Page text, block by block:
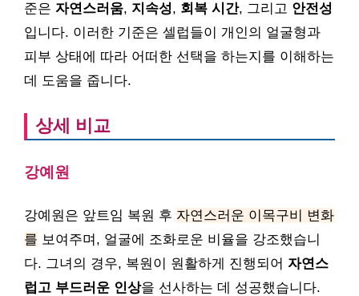
준은 자연스러움, 지속성, 회복 시간, 그리고 안전성
입니다. 이러한 기준은 셀럽들이 개인의 얼굴형과
피부 상태에 따라 어떠한 선택을 하는지를 이해하는
데 도움을 줍니다.
상세 비교
강예원
강예원은 앞트임 복원 후 자연스러운 이목구비 변화
를 보여주며, 얼굴에 조화로운 비율을 강조했습니
다. 그녀의 경우, 복원이 원활하게 진행되어 자연스
럽고 부드러운 인상을 선사하는 데 성공했습니다.